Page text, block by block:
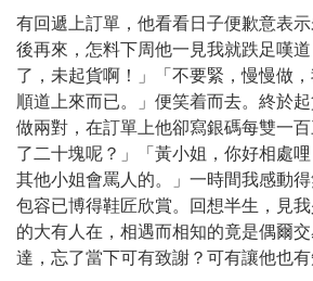
有回遞上訂單，他看看日子便歉意表
後再來，怎料下周他一見我就跌足嘆
了，未起貨啊！」「不要緊，慢慢做
順道上來而已。」便笑着而去。終於
做兩對，在訂單上他卻寫銀碼每雙一
了二十塊呢？」「黃小姐，你好相處
其他小姐會罵人的。」一時間我感動
包容已博得鞋匠欣賞。回想半生，見
的大有人在，相遇而相知的竟是偶爾
達，忘了當下可有致謝？可有讓他也